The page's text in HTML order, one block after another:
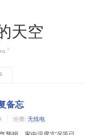
天空
备忘
分类: 无线电